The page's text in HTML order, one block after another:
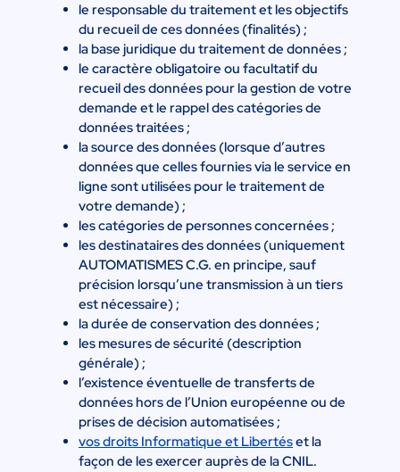
le responsable du traitement et les objectifs
du recueil de ces données (finalités) ;
la base juridique du traitement de données ;
le caractère obligatoire ou facultatif du
recueil des données pour la gestion de votre
demande et le rappel des catégories de
données traitées ;
la source des données (lorsque d’autres
données que celles fournies via le service en
ligne sont utilisées pour le traitement de
votre demande) ;
les catégories de personnes concernées ;
les destinataires des données (uniquement
AUTOMATISMES C.G. en principe, sauf
précision lorsqu’une transmission à un tiers
est nécessaire) ;
la durée de conservation des données ;
les mesures de sécurité (description
générale) ;
l’existence éventuelle de transferts de
données hors de l’Union européenne ou de
prises de décision automatisées ;
vos droits Informatique et Libertéset la
façon de les exercer auprès de la CNIL.